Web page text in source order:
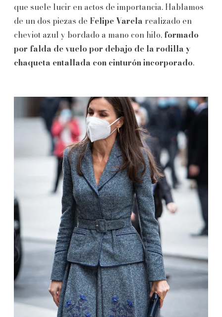
que suele lucir en actos de importancia. Hablamos
de un dos piezas de Felipe Varela realizado en
cheviot azul y bordado a mano con hilo, formado
por falda de vuelo por debajo de la rodilla y
chaqueta entallada con cinturón incorporado.